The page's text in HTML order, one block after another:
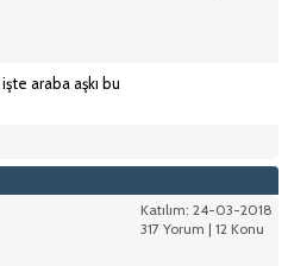
araba aşkı bu
Katılım: 24-03-2018
317 Yorum | 12 Konu